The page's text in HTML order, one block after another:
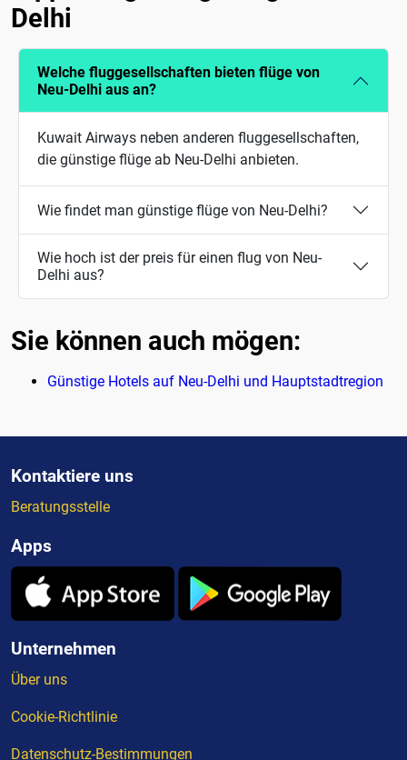
Delhi
Welche fluggesellschaften bieten flüge von
Neu-Delhi aus an?
Kuwait Airways neben anderen fluggesellschaften,
die günstige flüge ab Neu-Delhi anbieten.
Wie findet man günstige flüge von Neu-Delhi?
Wie hoch ist der preis für einen flug von Neu-
Delhi aus?
Sie können auch mögen:
Günstige Hotels auf Neu-Delhi und Hauptstadtregion
Kontaktiere uns
Beratungsstelle
Apps
Unternehmen
Über uns
Cookie-Richtlinie
Datenschutz-Bestimmungen